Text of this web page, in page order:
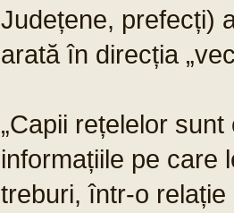
Județene, prefecți)
arată în direcția
„Capii rețelelor
informațiile pe care
treburi, într-o